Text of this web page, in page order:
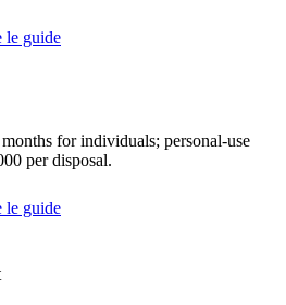
le guide
for individuals; personal-use
per disposal.
le guide